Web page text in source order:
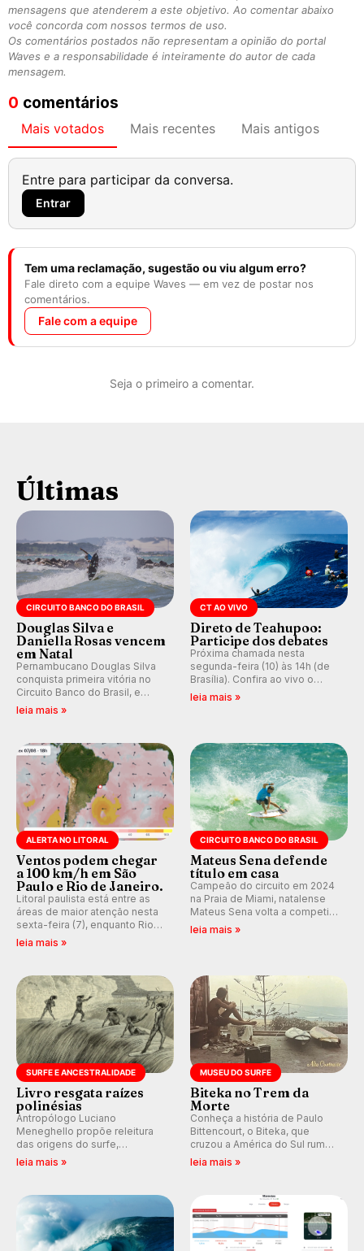
mensagens que atenderem a este objetivo. Ao comentar abaixo
você concorda com nossos termos de uso.
Os comentários postados não representam a opinião do portal
Waves e a responsabilidade é inteiramente do autor de cada
mensagem.
0 comentários
Mais votados Mais recentes Mais antigos
Entre para participar da conversa.
Entrar
Tem uma reclamação, sugestão ou viu algum erro?
Fale direto com a equipe Waves — em vez de postar nos
comentários.
Fale com a equipe
Seja o primeiro a comentar.
Últimas
CIRCUITO BANCO DO BRASIL
Douglas Silva e
Daniella Rosas vencem
em Natal
Pernambucano Douglas Silva
conquista primeira vitória no
Circuito Banco do Brasil, e
peruana Daniella Rosas vence
(RN).
leia mais »
CT AO VIVO
Direto de Teahupoo:
Participe dos debates
Próxima chamada nesta
segunda-feira (10) às 14h (de
Brasília). Confira ao vivo o
Outerknown Tahiti Pro 2026 e
leia mais »
ALERTA NO LITORAL
Ventos podem chegar
a 100 km/h em São
Paulo e Rio de Janeiro.
Litoral paulista está entre as
áreas de maior atenção nesta
sexta-feira (7), enquanto Rio
de Janeiro também recebe
km/h em Itanhaém.
leia mais »
CIRCUITO BANCO DO BRASIL
Mateus Sena defende
título em casa
Campeão do circuito em 2024
na Praia de Miami, natalense
Mateus Sena volta a competir
em casa em busca de manter a
leia mais »
SURFE E ANCESTRALIDADE
Livro resgata raízes
polinésias
Antropólogo Luciano
Meneghello propõe releitura
das origens do surfe,
resgatando a cultura polinésia
prática em esporte e indústria.
leia mais »
MUSEU DO SURFE
Biteka no Trem da
Morte
Conheça a história de Paulo
Bittencourt, o Biteka, que
cruzou a América do Sul rumo
ao Pacífico em uma jornada
leia mais »